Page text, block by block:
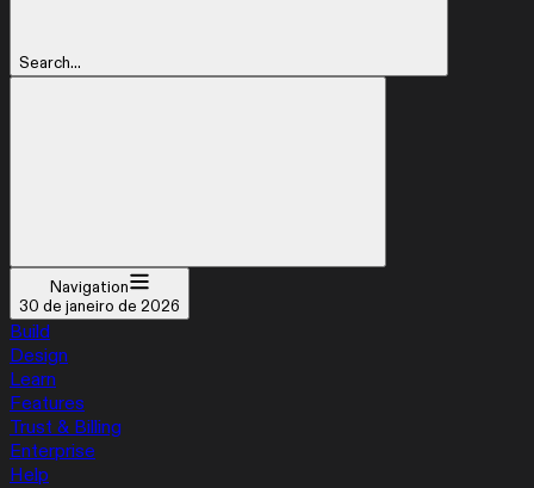
Search...
Navigation
30 de janeiro de 2026
Build
Design
Learn
Features
Trust & Billing
Enterprise
Help